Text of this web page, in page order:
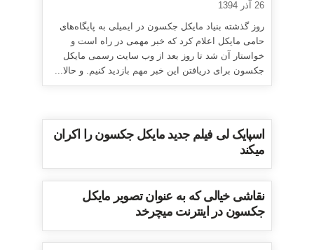
26 آذر 1394
روز گذشته بنیاد مایکل جکسون در ایمیلی به پایگاه‌های
حامی مایکل اعلام کرد که خبر مهمی در راه است و
خواستار آن شد تا روز بعد از وب سایت رسمی مایکل
جکسون برای دریافتن این خبر مهم بازدید کنیم. و حالا...
اسپایک لی فیلم جدید مایکل جکسون را اکران
میکند
نقاشی خیالی که به عنوان تصویر مایکل
جکسون در اینترنت میچرخد